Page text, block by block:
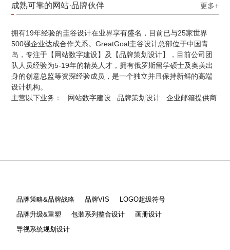
成熟可靠的网站·品牌伙伴 更多+
拥有19年经验的圭谷设计在业界享有盛名，目前已与25家世界
500强企业达成合作关系。GreatGoal圭谷设计总部位于中国青
岛，专注于【网站数字建设】及【品牌策划设计】，目前公司团
队人员经验为5-19年的精英人才，拥有俄罗斯留学硕士及奥美出
身的创意总监等资深经验成员，是一个独立并且保持新鲜的高端
设计机构。
主营以下业务： 网站数字建设 品牌策划设计 企业邮箱提供商
品牌策略&品牌战略 品牌VIS
LOGO超级符号
品牌升级&重塑
包装系列整合设计
画册设计
导视系统规划设计